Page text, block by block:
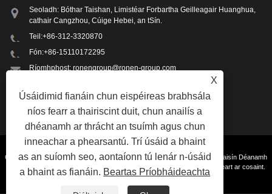
Seoladh: Bóthar Taishan, Limistéar Forbartha Geilleagair Huanghua,
cathair Cangzhou, Cúige Hebei, an tSín.
Teil:+86-312-3320870
Fón:+86-15110172295
Ríomhphost:ronengroup@ronen-group.com
Cóipcheart © 2023 Beijing Ron-en Machinery and Integration Co.,Ltd. - Meaisín Déanamh
Páirt Bolt, Meaisín Déanamh Scriú, Meaisín Snáithithe ceanglóir - Gach ceart ar cosaint.
Naisc Sitemap RSS XML Privacy Policy
X
Úsáidimid fianáin chun eispéireas brabhsála
níos fearr a thairiscint duit, chun anailís a
dhéanamh ar thrácht an tsuímh agus chun
inneachar a phearsantú. Trí úsáid a bhaint
as an suíomh seo, aontaíonn tú lenár n-úsáid
a bhaint as fianáin. Beartas Príobháideachta